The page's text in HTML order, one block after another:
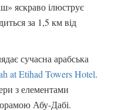
яскраво ілюструє
за 1,5 км від
сучасна арабська
at Etihad Towers Hotel.
з елементами
Абу-Дабі.